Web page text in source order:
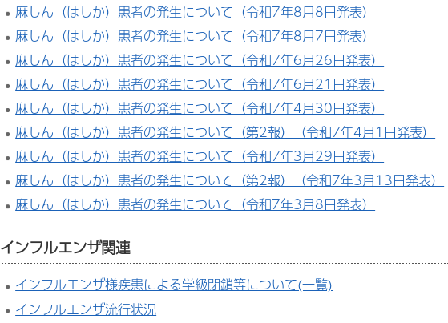
麻しん（はしか）患者の発生について（令和7年8月8日発表）
麻しん（はしか）患者の発生について（令和7年8月7日発表）
麻しん（はしか）患者の発生について（令和7年6月26日発表）
麻しん（はしか）患者の発生について（令和7年6月21日発表）
麻しん（はしか）患者の発生について（令和7年4月30日発表）
麻しん（はしか）患者の発生について（第2報）（令和7年4月1日発表）
麻しん（はしか）患者の発生について（令和7年3月29日発表）
麻しん（はしか）患者の発生について（第2報）（令和7年3月13日発表）
麻しん（はしか）患者の発生について（令和7年3月8日発表）
インフルエンザ関連
インフルエンザ様疾患による学級閉鎖等について(一覧)
インフルエンザ流行状況